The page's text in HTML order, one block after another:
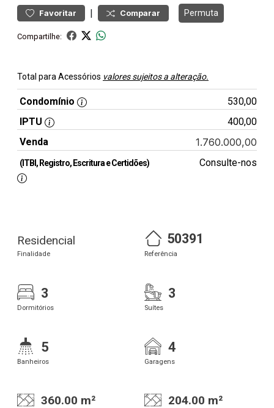
Favoritar | Comparar Permuta
Compartilhe:
Total para Acessórios valores sujeitos a alteração.
Condomínio
530,00
IPTU
400,00
Venda
1.760.000,00
(ITBI, Registro, Escritura e Certidões) Consulte-nos
Residencial
Finalidade
50391
Referência
3
Dormitórios
3
Suítes
5
Banheiros
4
Garagens
360.00 m² 204.00 m²